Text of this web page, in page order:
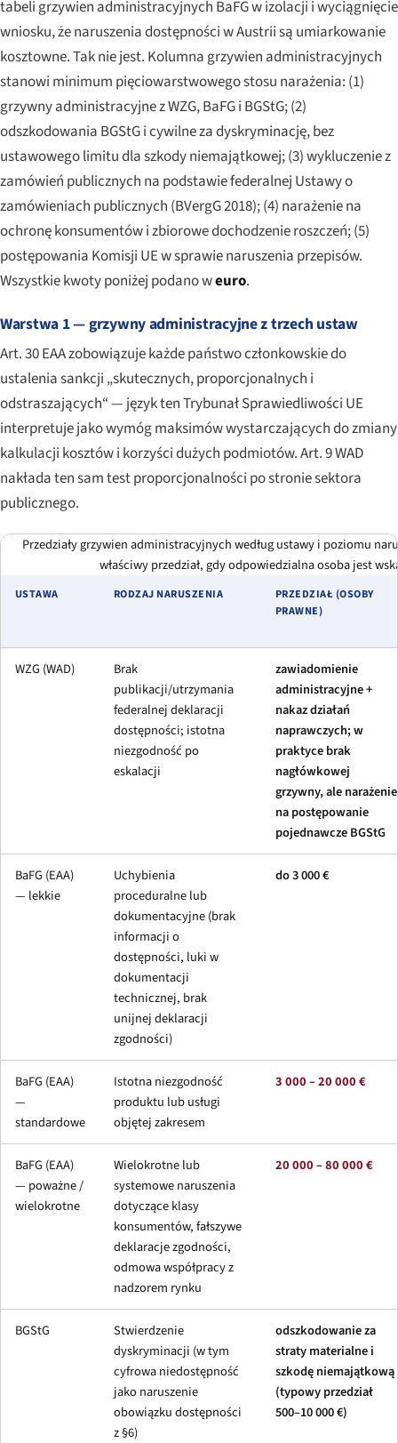
tabeli grzywien administracyjnych BaFG w izolacji i wyciągnięcie
wniosku, że naruszenia dostępności w Austrii są umiarkowanie
kosztowne. Tak nie jest. Kolumna grzywien administracyjnych
stanowi minimum pięciowarstwowego stosu narażenia: (1)
grzywny administracyjne z WZG, BaFG i BGStG; (2)
odszkodowania BGStG i cywilne za dyskryminację, bez
ustawowego limitu dla szkody niemajątkowej; (3) wykluczenie z
zamówień publicznych na podstawie federalnej Ustawy o
zamówieniach publicznych (BVergG 2018); (4) narażenie na
ochronę konsumentów i zbiorowe dochodzenie roszczeń; (5)
postępowania Komisji UE w sprawie naruszenia przepisów.
Wszystkie kwoty poniżej podano weuro.
Warstwa 1 — grzywny administracyjne z trzech ustaw
Art. 30 EAA zobowiązuje każde państwo członkowskie do
ustalenia sankcji „skutecznych, proporcjonalnych i
odstraszających“ — język ten Trybunał Sprawiedliwości UE
interpretuje jako wymóg maksimów wystarczających do zmiany
kalkulacji kosztów i korzyści dużych podmiotów. Art. 9 WAD
nakłada ten sam test proporcjonalności po stronie sektora
publicznego.
Przedziały grzywien administracyjnych według ustawy i poziomu
właściwy przedział, gdy odpowiedzialna osoba jest
USTAWA RODZAJ NARUSZENIA
PRZEDZIAŁ (OSOBY
PRAWNE)
WZG (WAD)
Brak
publikacji/utrzymania
federalnej deklaracji
dostępności; istotna
niezgodność po
eskalacji
zawiadomienie
administracyjne +
nakaz działań
naprawczych; w
praktyce brak
nagłówkowej
grzywny, ale narażenie
na postępowanie
pojednawcze BGStG
BaFG (EAA)
— lekkie
Uchybienia
proceduralne lub
dokumentacyjne (brak
informacji o
dostępności, luki w
dokumentacji
technicznej, brak
unijnej deklaracji
zgodności)
do 3 000 €
BaFG (EAA)
—
standardowe
Istotna niezgodność
produktu lub usługi
objętej zakresem
3 000 – 20 000 €
BaFG (EAA)
— poważne /
wielokrotne
Wielokrotne lub
systemowe naruszenia
dotyczące klasy
konsumentów, fałszywe
deklaracje zgodności,
odmowa współpracy z
nadzorem rynku
20 000 – 80 000 €
BGStG
Stwierdzenie
dyskryminacji (w tym
cyfrowa niedostępność
jako naruszenie
obowiązku dostępności
z §6)
odszkodowanie za
straty materialne i
szkodę niemajątkową
(typowy przedział
500–10 000 €)